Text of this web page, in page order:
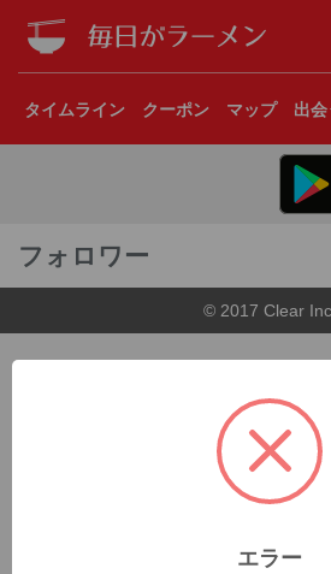
タイムライン クーポン マップ 出会
フォロワー
© 2017 Clear Inc.
エラー